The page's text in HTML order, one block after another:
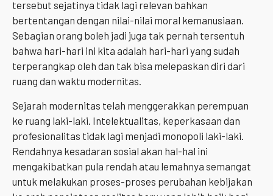
tersebut sejatinya tidak lagi relevan bahkan
bertentangan dengan nilai-nilai moral kemanusiaan.
Sebagian orang boleh jadi juga tak pernah tersentuh
bahwa hari-hari ini kita adalah hari-hari yang sudah
terperangkap oleh dan tak bisa melepaskan diri dari
ruang dan waktu modernitas.
Sejarah modernitas telah menggerakkan perempuan
ke ruang laki-laki. Intelektualitas, keperkasaan dan
profesionalitas tidak lagi menjadi monopoli laki-laki.
Rendahnya kesadaran sosial akan hal-hal ini
mengakibatkan pula rendah atau lemahnya semangat
untuk melakukan proses-proses perubahan kebijakan